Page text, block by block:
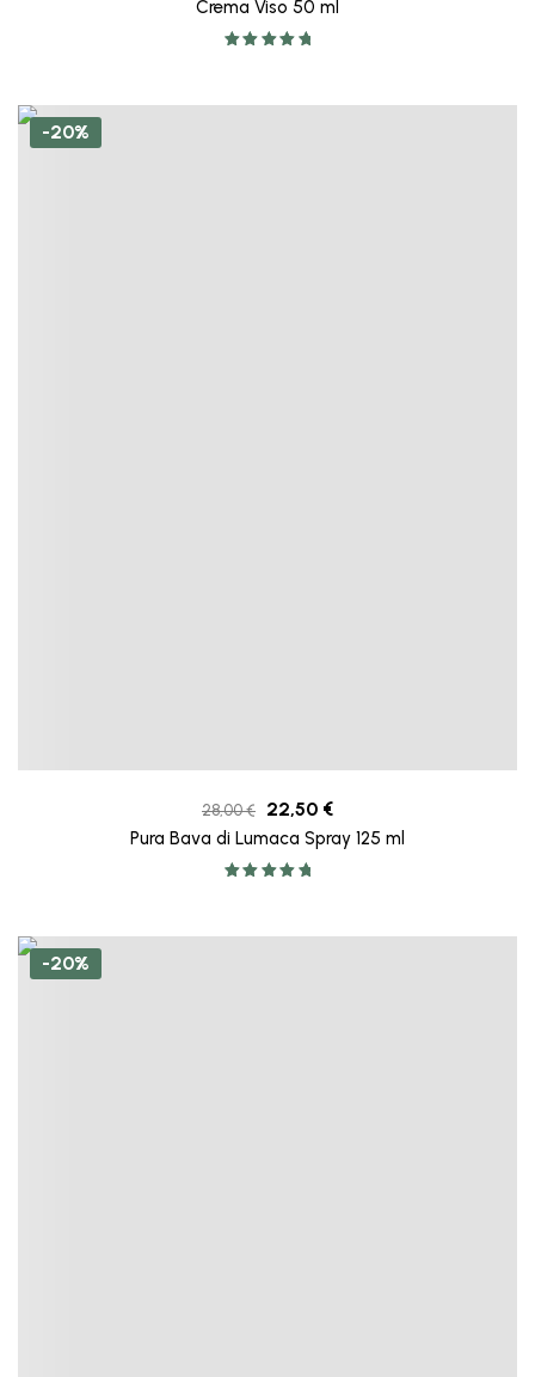
Crema Viso 50 ml
-20%
28,00€ 22,50 €
Pura Bava di Lumaca Spray 125 ml
-20%